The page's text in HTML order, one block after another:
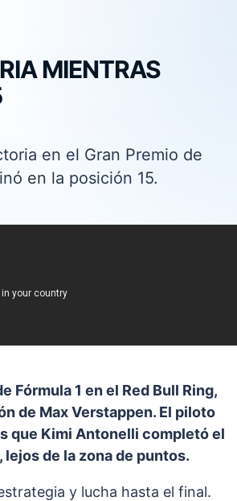
MIENTRAS
en el Gran Premio de
en la posición 15.
Fórmula 1 en el Red Bull Ring,
de Max Verstappen. El piloto
que Kimi Antonelli completó el
de la zona de puntos.
y lucha hasta el final.